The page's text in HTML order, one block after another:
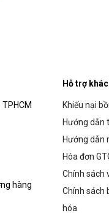
hàng
Hỗ trợ
Khiếu nại
Hướng dẫn
Hướng dẫn
Hóa đơn
Chính sách
Chính sách
hóa